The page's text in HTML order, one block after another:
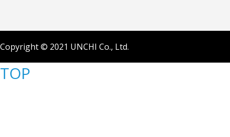
Copyright © 2021 UNCHI Co., Ltd.
TOP